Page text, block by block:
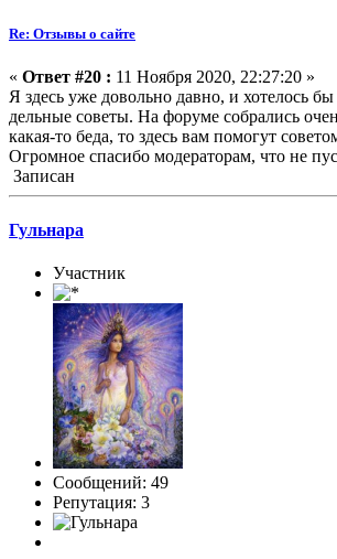
Re: Отзывы о сайте
« Ответ #20 : 11 Ноября 2020, 22:27:20 »
Я здесь уже довольно давно, и хотелось
дельные советы. На форуме собрались
какая-то беда, то здесь вам помогут
Огромное спасибо модераторам, что не
Записан
Гульнара
Участник
Сообщений: 49
Репутация: 3